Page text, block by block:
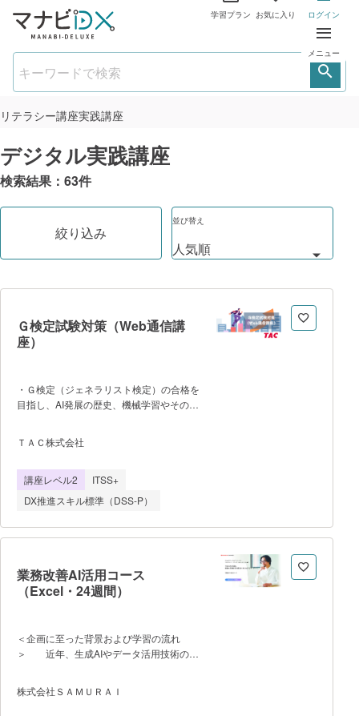
学習プラン お気に入り ログイン
メニュー
リテラシー講座実践講座
デジタル実践講座
検索結果： 63件
絞り込み
並び替え
Ｇ検定試験対策（Web通信講
座）
・Ｇ検定（ジェネラリスト検定）の合格を
目指し、AI発展の歴史、機械学習やその代
やその手法、教師あり学習・教師なし学
習、ニューラルネットワーク、深層学習、
礎理論を学習するとともに、統計やデータ
分析の基礎、AI導入時の考え方、AIプロジ
ェクトの実務的な知識、法的・倫理的な側
面についても扱われるため、単なる資格対
策に留まらず、実務に活かせるAIリテラシ
教室での対面講座の開講はなく、全てオン
ライン完結型で受講が可能で
す。 ・受講期間は6ヵ月間で
（6ヵ月以上）と異なります。混同しない
ようにご留意ください。 ・学習項
目／学習の流れは以下の通りです。
2.人工知能をめぐる動向 3.人工知能
ＴＡＣ株式会社
講座レベル2
ITSS+
DX推進スキル標準（DSS-P）
業務改善AI活用コース
（Excel・24週間）
＜企画に至った背景および学習の流れ
＞ 近年、生成AIやデータ活用技術の発
化しています。特に、Excelを中心とした
業務環境では、データ処理、集計、帳票作
株式会社ＳＡＭＵＲＡＩ